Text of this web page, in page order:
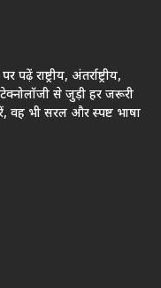
राष्ट्रीय, अंतर्राष्ट्रीय,
से जुड़ी हर जरूरी
वह भी सरल और स्पष्ट भाषा